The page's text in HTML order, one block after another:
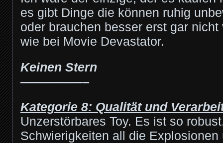
es gibt Dinge die können ruhig
oder brauchen besser erst gar
wie bei Movie Devastator.
Keinen Stern
—————–
Kategorie 8: Qualität und
Unzerstörbares Toy. Es ist so
Schwierigkeiten all die Explosionen